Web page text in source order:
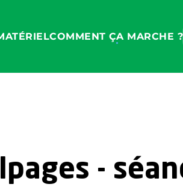
COMMENT ÇA MARCHE ?
-